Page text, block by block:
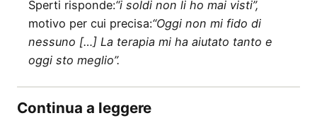
Sperti risponde:“i soldi non li ho mai visti”,
motivo per cui precisa:“Oggi non mi fido di
nessuno […] La terapia mi ha aiutato tanto e
oggi sto meglio”.
Continua a leggere